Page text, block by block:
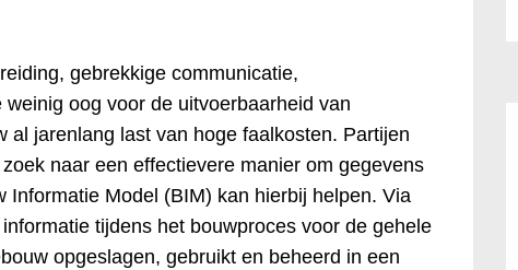
gebrekkige communicatie,
oog voor de uitvoerbaarheid van
al jarenlang last van hoge faalkosten. Partijen
naar een effectievere manier om gegevens
Informatie Model (BIM) kan hierbij helpen. Via
tijdens het bouwproces voor de gehele
opgeslagen, gebruikt en beheerd in een